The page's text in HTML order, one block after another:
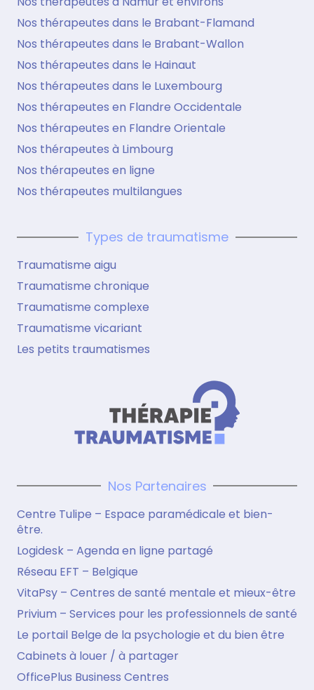
Nos thérapeutes dans le Brabant-Flamand
Nos thérapeutes dans le Brabant-Wallon
Nos thérapeutes dans le Hainaut
Nos thérapeutes dans le Luxembourg
Nos thérapeutes en Flandre Occidentale
Nos thérapeutes en Flandre Orientale
Nos thérapeutes à Limbourg
Nos thérapeutes en ligne
Nos thérapeutes multilangues
Types de traumatisme
Traumatisme aigu
Traumatisme chronique
Traumatisme complexe
Traumatisme vicariant
Les petits traumatismes
Nos Partenaires
Centre Tulipe – Espace paramédicale et bien-
être.
Logidesk – Agenda en ligne partagé
Réseau EFT – Belgique
VitaPsy – Centres de santé mentale et mieux-être
Privium – Services pour les professionnels de santé
Le portail Belge de la psychologie et du bien être
Cabinets à louer / à partager
OfficePlus Business Centres